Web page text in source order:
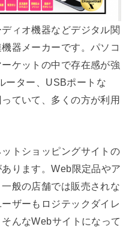
ィオ機器などデジタル関
器メーカーです。パソコ
ケットの中で存在感が強
ーター、USBポートな
ていて、多くの方が利用
トショッピングサイトの
ります。Web限定品やア
般の店舗では販売されな
ザーもロジテックダイレ
んなWebサイトになって